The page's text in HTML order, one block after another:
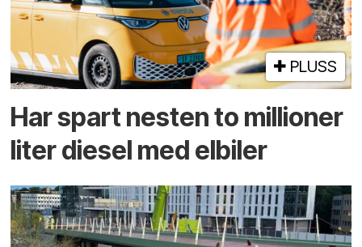
PLUSS
Har spart nesten to millioner
liter diesel med elbiler